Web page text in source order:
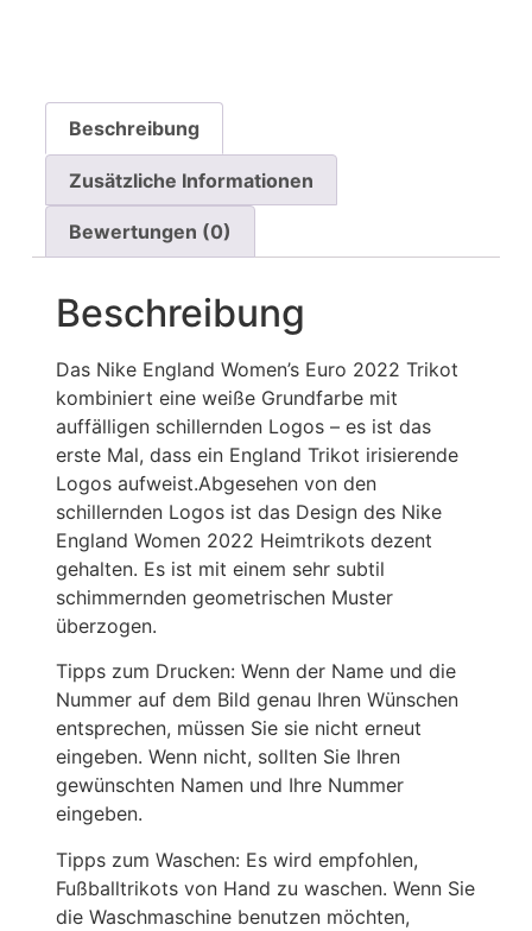
Beschreibung
Zusätzliche Informationen
Bewertungen (0)
Beschreibung
Das Nike England Women’s Euro 2022 Trikot
kombiniert eine weiße Grundfarbe mit
auffälligen schillernden Logos – es ist das
erste Mal, dass ein England Trikot irisierende
Logos aufweist.Abgesehen von den
schillernden Logos ist das Design des Nike
England Women 2022 Heimtrikots dezent
gehalten. Es ist mit einem sehr subtil
schimmernden geometrischen Muster
überzogen.
Tipps zum Drucken: Wenn der Name und die
Nummer auf dem Bild genau Ihren Wünschen
entsprechen, müssen Sie sie nicht erneut
eingeben. Wenn nicht, sollten Sie Ihren
gewünschten Namen und Ihre Nummer
eingeben.
Tipps zum Waschen: Es wird empfohlen,
Fußballtrikots von Hand zu waschen. Wenn Sie
die Waschmaschine benutzen möchten,